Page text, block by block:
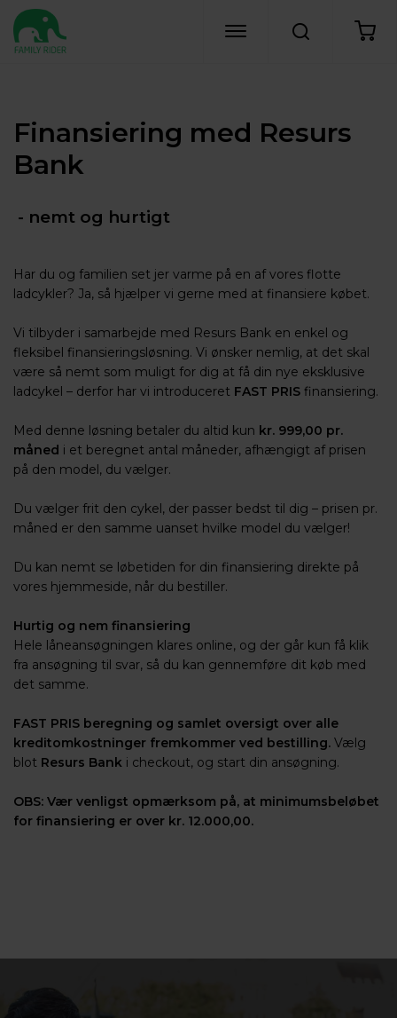
Finansiering med Resurs
Bank
- nemt og hurtigt
Har du og familien set jer varme på en af vores flotte
ladcykler? Ja, så hjælper vi gerne med at finansiere købet.
Vi tilbyder i samarbejde med Resurs Bank en enkel og
fleksibel finansieringsløsning. Vi ønsker nemlig, at det skal
være så nemt som muligt for dig at få din nye eksklusive
ladcykel – derfor har vi introduceret FAST PRIS finansiering.
Med denne løsning betaler du altid kun kr. 999,00 pr.
måned i et beregnet antal måneder, afhængigt af prisen
på den model, du vælger.
Du vælger frit den cykel, der passer bedst til dig – prisen pr.
måned er den samme uanset hvilke model du vælger!
Du kan nemt se løbetiden for din finansiering direkte på
vores hjemmeside, når du bestiller.
Hurtig og nem finansiering
Hele låneansøgningen klares online, og der går kun få klik
fra ansøgning til svar, så du kan gennemføre dit køb med
det samme.
FAST PRIS beregning og samlet oversigt over alle
kreditomkostninger fremkommer ved bestilling. Vælg
blot Resurs Bank i checkout, og start din ansøgning.
OBS: Vær venligst opmærksom på, at minimumsbeløbet
for finansiering er over kr. 12.000,00.